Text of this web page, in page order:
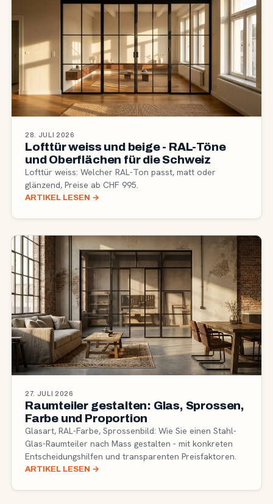
28. JULI 2026
Lofttür weiss und beige - RAL-Töne
und Oberflächen für die Schweiz
Lofttür weiss: Welcher RAL-Ton passt, matt oder
glänzend, Preise ab CHF 995.
ARTIKEL LESEN →
27. JULI 2026
Raumteiler gestalten: Glas, Sprossen,
Farbe und Proportion
Glasart, RAL-Farbe, Sprossenbild: Wie Sie einen Stahl-
Glas-Raumteiler nach Mass gestalten - mit konkreten
Entscheidungshilfen und transparenten Preisfaktoren.
ARTIKEL LESEN →